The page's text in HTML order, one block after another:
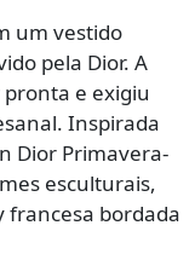
um vestido
pela Dior. A
e exigiu
Inspirada
Dior Primavera-
esculturais,
francesa bordada